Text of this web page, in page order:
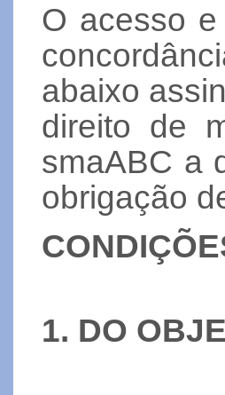
O acesso
abaixo
direito de
smaABC a
obrigação
1. DO